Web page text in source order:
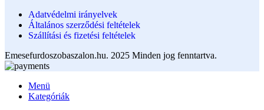
Adatvédelmi irányelvek
Általános szerződési feltételek
Szállítási és fizetési feltételek
Emesefurdoszobaszalon.hu. 2025 Minden jog fenntartva.
Menü
Kategóriák